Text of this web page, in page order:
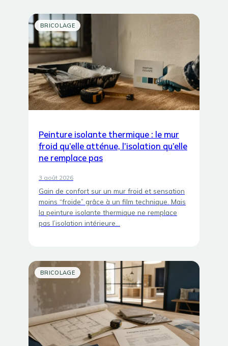
BRICOLAGE
Peinture isolante thermique : le mur
froid qu’elle atténue, l’isolation qu’elle
ne remplace pas
3 août 2026
Gain de confort sur un mur froid et sensation
moins “froide” grâce à un film technique. Mais
la peinture isolante thermique ne remplace
pas l’isolation intérieure…
BRICOLAGE